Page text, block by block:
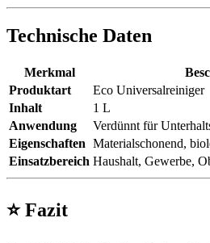
Technische Daten
Merkmal
Produktart
Eco Universalreiniger
Inhalt
1 L
Anwendung
Verdünnt für
Eigenschaften Materialschonend,
Einsatzbereich Haushalt, Gewerbe,
⭐Fazit